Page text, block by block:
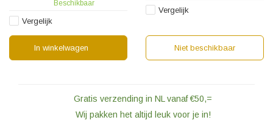
Beschikbaar
Vergelijk
In winkelwagen
Vergelijk
Niet beschikbaar
Gratis verzending in NL vanaf €50,=
Wij pakken het altijd leuk voor je in!